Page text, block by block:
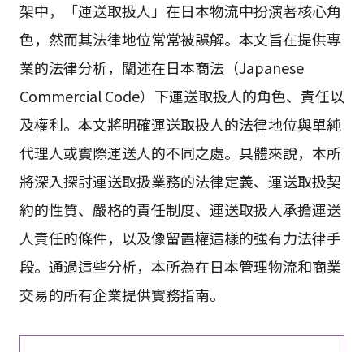
架中，「運送取扱人」在日本物流中扮演著核心角
色，然而其法律地位常常被誤解。本文旨在提供專
業的法律分析，闡述在日本商法（Japanese
Commercial Code）下運送取扱人的角色、責任以
及權利。本文將明確運送取扱人的法律地位與單純
代理人或實際運送人的不同之處。具體來說，本所
將深入探討運送取扱業務的法律定義、運送取扱契
約的性質、嚴格的責任制度、運送取扱人承擔運送
人責任的條件，以及像留置權這樣的強有力法律手
段。通過這些分析，本所為在日本管理物流和商業
交易的所有企業提供實務指南。